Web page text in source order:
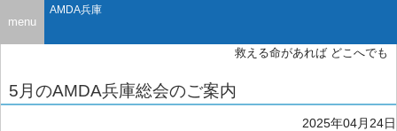
AMDA兵庫
救える命があれば どこへでも
5月のAMDA兵庫総会のご案内
2025年04月24日
menu